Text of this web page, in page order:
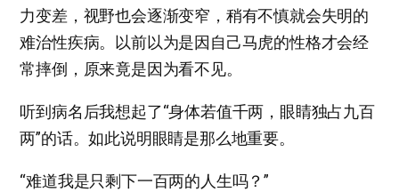
力变差，视野也会逐渐变窄，稍有不慎就会失明的
难治性疾病。以前以为是因自己马虎的性格才会经
常摔倒，原来竟是因为看不见。
听到病名后我想起了“身体若值千两，眼睛独占九百
两”的话。如此说明眼睛是那么地重要。
“难道我是只剩下一百两的人生吗？”